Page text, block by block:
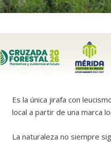
Es la única jirafa con
local a partir de una marca
La naturaleza no siempre